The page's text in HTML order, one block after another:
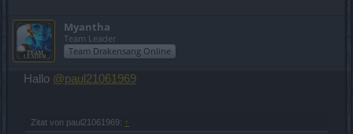
Myantha
Team Leader
Team Drakensang Online
Hallo @paul21061969
Zitat von paul21061969: ↑